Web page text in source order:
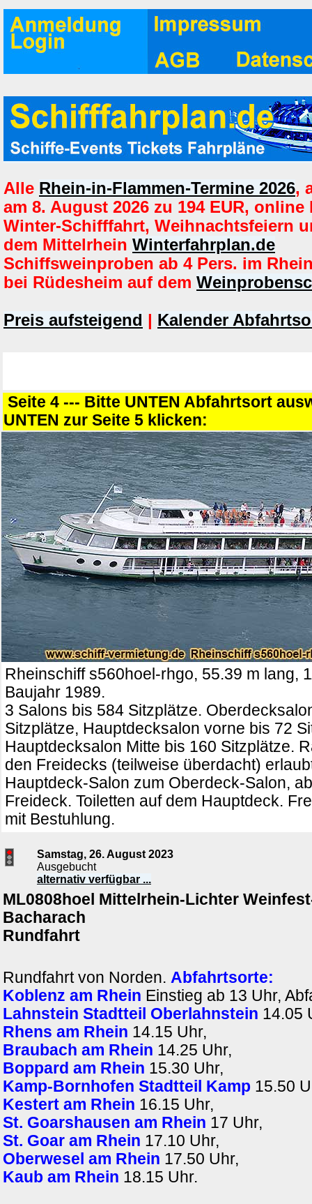
Alle Rhein-in-Flammen-Termine 2026,
am 8. August 2026 zu 194 EUR, online
Winter-Schifffahrt, Weihnachtsfeiern
dem Mittelrhein Winterfahrplan.de
Schiffsweinproben ab 4 Pers. im
bei Rüdesheim auf dem
Preis aufsteigend | Kalender
Seite 4 --- Bitte UNTEN Abfahrtsort
UNTEN zur Seite 5 klicken:
Rheinschiff s560hoel-rhgo, 55.39 m lang,
Baujahr 1989.
3 Salons bis 584 Sitzplätze.
Sitzplätze, Hauptdecksalon vorne bis 72
Hauptdecksalon Mitte bis 160 Sitzplätze.
den Freidecks (teilweise überdacht)
Hauptdeck-Salon zum Oberdeck-Salon,
Freideck. Toiletten auf dem Hauptdeck.
mit Bestuhlung.
Samstag, 26. August 2023
Ausgebucht
alternativ verfügbar ...
ML0808hoel Mittelrhein-Lichter
Bacharach
Rundfahrt
Rundfahrt von Norden. Abfahrtsorte:
Koblenz am Rhein Einstieg ab 13 Uhr,
Lahnstein Stadtteil Oberlahnstein 14.05
Rhens am Rhein 14.15 Uhr,
Braubach am Rhein 14.25 Uhr,
Boppard am Rhein 15.30 Uhr,
Kamp-Bornhofen Stadtteil Kamp 15.50
Kestert am Rhein 16.15 Uhr,
St. Goarshausen am Rhein 17 Uhr,
St. Goar am Rhein 17.10 Uhr,
Oberwesel am Rhein 17.50 Uhr,
Kaub am Rhein 18.15 Uhr.